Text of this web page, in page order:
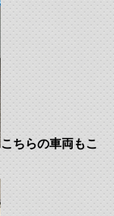
こちらの車両もこ